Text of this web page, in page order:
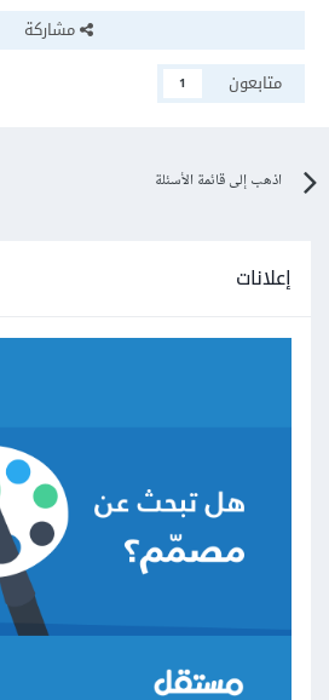
مشاركة
متابعون
1
اذهب إلى قائمة الأسئلة
إعلانات